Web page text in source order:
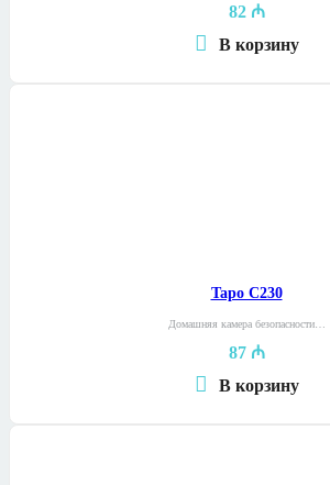
82 ₼
В корзину
Tapo C230
Домашняя камера безопасности…
87 ₼
В корзину